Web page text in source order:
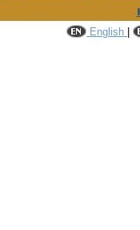
English